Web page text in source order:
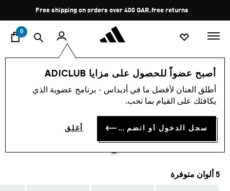
Pause
promotion
rotation
Free shipping on orders over 400 QAR.free returns
0
أصبح عضواً للحصول على مزايا ADICLUB
أطلق العنان لأفضل ما في أديداس - برنامج عضوية الذي
يكافئك على القيام بما تحب.
سجل الدخول أو انضم الآن أغلق
أسلوب الحياة إكسسوارات
متوسط
قيمة
4.8
5
نجوم.
4.8 (59)
قبعة بيسبول NEW LOGO
QR 89.00
5 ألوان متوفرة